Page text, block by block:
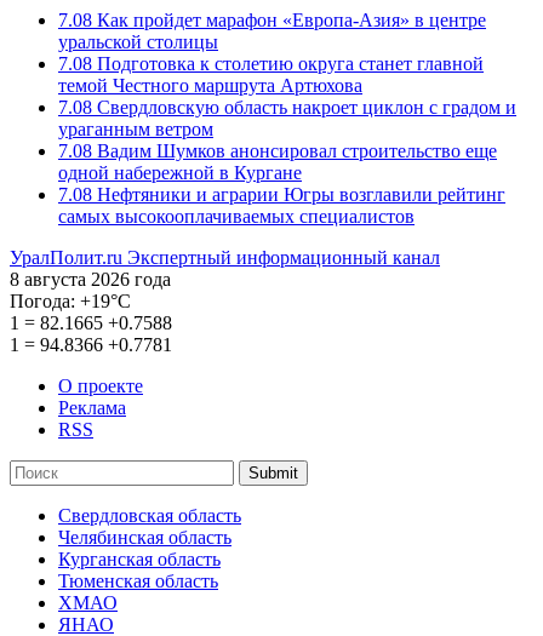
7.08 Как пройдет марафон «Европа-Азия» в центре
уральской столицы
7.08 Подготовка к столетию округа станет главной
темой Честного маршрута Артюхова
7.08 Свердловскую область накроет циклон с градом и
ураганным ветром
7.08 Вадим Шумков анонсировал строительство еще
одной набережной в Кургане
7.08 Нефтяники и аграрии Югры возглавили рейтинг
самых высокооплачиваемых специалистов
УралПолит.ru Экспертный информационный канал
8 августа 2026 года
Погода: +19°С
1 = 82.1665 +0.7588
1 = 94.8366 +0.7781
О проекте
Реклама
RSS
Submit
Свердловская область
Челябинская область
Курганская область
Тюменская область
ХМАО
ЯНАО